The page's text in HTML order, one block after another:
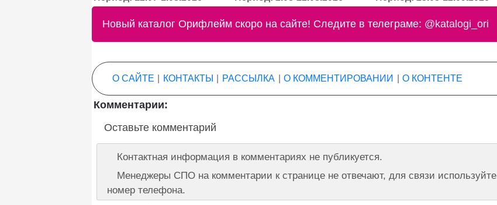
Новый каталог Орифлейм скоро на сайте! Следите в телеграме: @katalogi_ori
О САЙТЕ КОНТАКТЫ РАССЫЛКА О КОММЕНТИРОВАНИИ О КОНТЕНТЕ
Комментарии:
Оставьте комментарий
Контактная информация в комментариях не публикуется.
Менеджеры СПО на комментарии к странице не отвечают, для связи используйте
номер телефона.